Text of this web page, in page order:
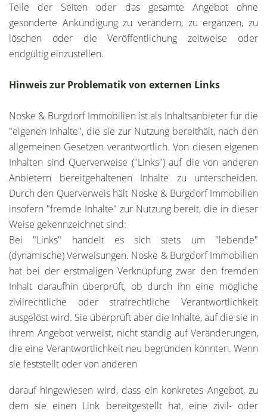
Teile der Seiten oder das gesamte Angebot ohne
gesonderte Ankündigung zu verändern, zu ergänzen, zu
löschen oder die Veröffentlichung zeitweise oder
endgültig einzustellen.
Hinweis zur Problematik von externen Links
Noske & Burgdorf Immobilien ist als Inhaltsanbieter für die
"eigenen Inhalte", die sie zur Nutzung bereithält, nach den
allgemeinen Gesetzen verantwortlich. Von diesen eigenen
Inhalten sind Querverweise ("Links") auf die von anderen
Anbietern bereitgehaltenen Inhalte zu unterscheiden.
Durch den Querverweis hält Noske & Burgdorf Immobilien
insofern "fremde Inhalte" zur Nutzung bereit, die in dieser
Weise gekennzeichnet sind:
Bei "Links" handelt es sich stets um "lebende"
(dynamische) Verweisungen. Noske & Burgdorf Immobilien
hat bei der erstmaligen Verknüpfung zwar den fremden
Inhalt daraufhin überprüft, ob durch ihn eine mögliche
zivilrechtliche oder strafrechtliche Verantwortlichkeit
ausgelöst wird. Sie überprüft aber die Inhalte, auf die sie in
ihrem Angebot verweist, nicht ständig auf Veränderungen,
die eine Verantwortlichkeit neu begründen könnten. Wenn
sie feststellt oder von anderen
darauf hingewiesen wird, dass ein konkretes Angebot, zu
dem sie einen Link bereitgestellt hat, eine zivil- oder